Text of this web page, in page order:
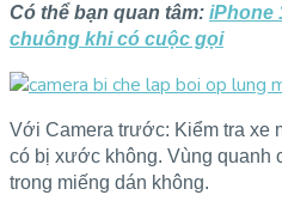
Có thể bạn quan tâm: iPhone
chuông khi có cuộc gọi
Với Camera trước: Kiểm tra xe
có bị xước không. Vùng quanh
trong miếng dán không.